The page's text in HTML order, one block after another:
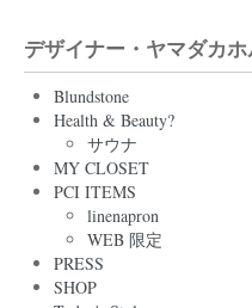
デザイナー・ヤマダカホ
Blundstone
Health & Beauty?
サウナ
MY CLOSET
PCI ITEMS
linenapron
WEB 限定
PRESS
SHOP